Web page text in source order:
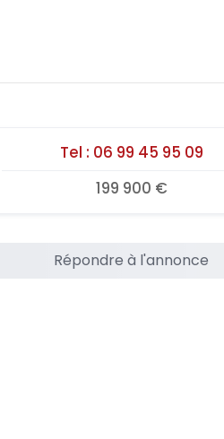
Tel : 06 99 45 95 09
199 900 €
Répondre à l'annonce